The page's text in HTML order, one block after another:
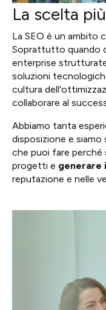
La scelta
La SEO è un ambito
Soprattutto quando
enterprise
soluzioni
cultura
collaborare al
Abbiamo tanta
disposizione e siamo
che puoi fare perché
progetti e generare
reputazione e nelle